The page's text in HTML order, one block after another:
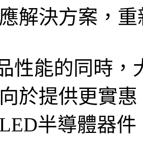
解決方案，
性能的同時
於提供更實
半導體器